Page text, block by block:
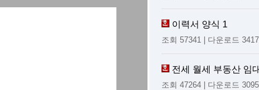
이력서 양식 1
조회 57341 | 다운로드
전세 월세 부동산 임
조회 47264 | 다운로드